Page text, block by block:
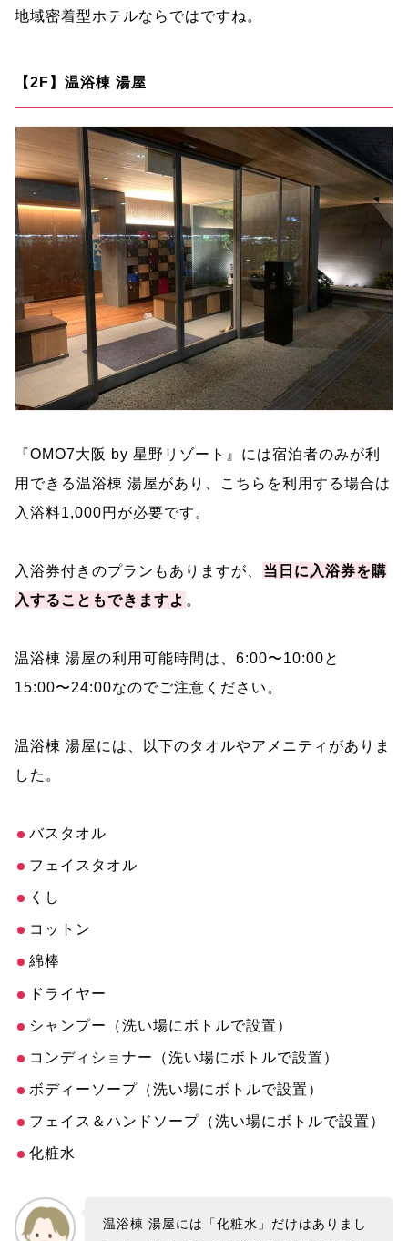
地域密着型ホテルならではですね。
【2F】温浴棟 湯屋
『OMO7大阪 by 星野リゾート』には宿泊者のみが利
用できる温浴棟 湯屋があり、こちらを利用する場合は
入浴料1,000円が必要です。
入浴券付きのプランもありますが、
当日に入浴券を購
入することもできますよ 。
温浴棟 湯屋の利用可能時間は、6:00〜10:00と
15:00〜24:00なのでご注意ください。
温浴棟 湯屋には、以下のタオルやアメニティがありま
した。
バスタオル
フェイスタオル
くし
コットン
綿棒
ドライヤー
シャンプー（洗い場にボトルで設置）
コンディショナー（洗い場にボトルで設置）
ボディーソープ（洗い場にボトルで設置）
フェイス＆ハンドソープ（洗い場にボトルで設置）
化粧水
温浴棟 湯屋には「化粧水」だけはありまし